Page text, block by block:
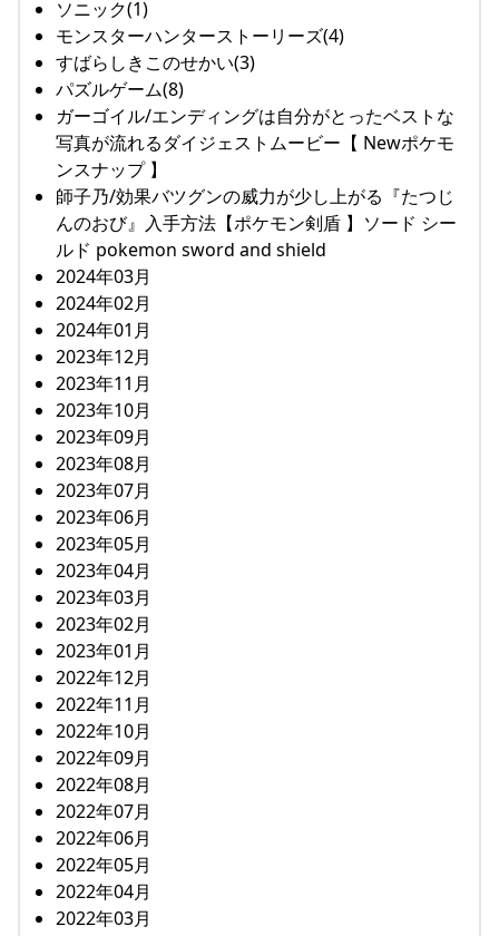
ソニック(1)
モンスターハンターストーリーズ(4)
すばらしきこのせかい(3)
パズルゲーム(8)
ガーゴイル/エンディングは自分がとったベストな
写真が流れるダイジェストムービー【 Newポケモ
ンスナップ 】
師子乃/効果バツグンの威力が少し上がる『たつじ
んのおび』入手方法【ポケモン剣盾 】ソード シー
ルド pokemon sword and shield
2024年03月
2024年02月
2024年01月
2023年12月
2023年11月
2023年10月
2023年09月
2023年08月
2023年07月
2023年06月
2023年05月
2023年04月
2023年03月
2023年02月
2023年01月
2022年12月
2022年11月
2022年10月
2022年09月
2022年08月
2022年07月
2022年06月
2022年05月
2022年04月
2022年03月